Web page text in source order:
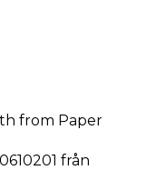
from Paper
från